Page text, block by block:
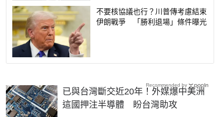
不要核協議也行？川普傳考慮結束
伊朗戰爭 「勝利退場」條件曝光
已與台灣斷交近20年！外媒爆中美洲
這國押注半導體 盼台灣助攻
Recommended by